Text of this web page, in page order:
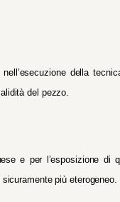
della
del pezzo.
e per l’esposizione di
più eterogeneo.